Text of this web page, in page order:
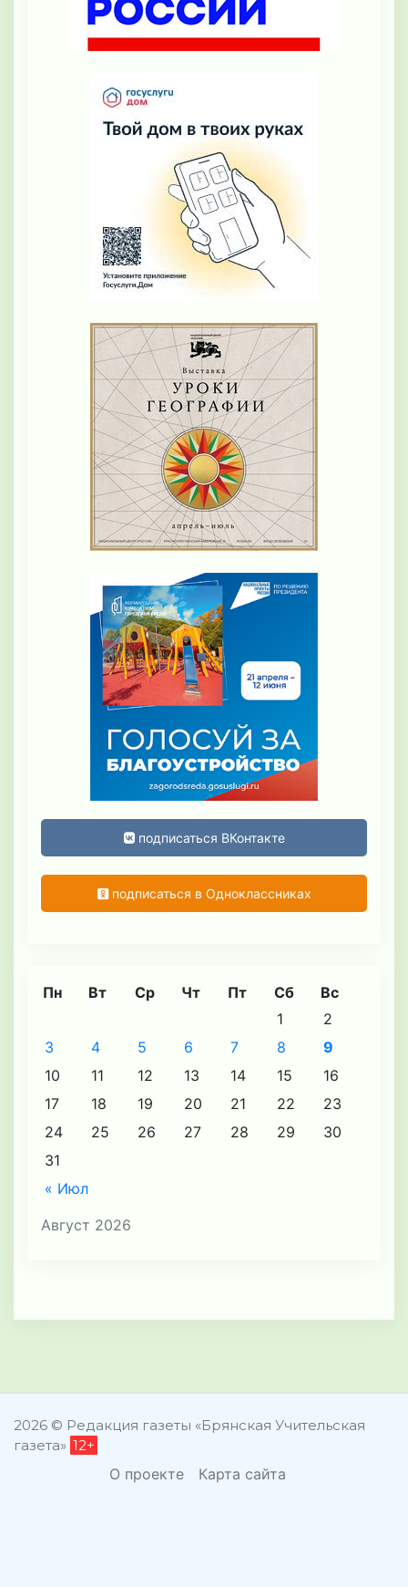
подписаться ВКонтакте
подписаться в Одноклассниках
Август 2026
Пн Вт Ср Чт Пт Сб Вс
« Июл
1
2
3
4 5 6 7 8
9
10
11 12 13 14 15
16
17
18 19 20 21 22
23
24
25 26 27 28 29
30
31
2026 © Редакция газеты «Брянская Учительская
газета» 12+
О проекте Карта сайта